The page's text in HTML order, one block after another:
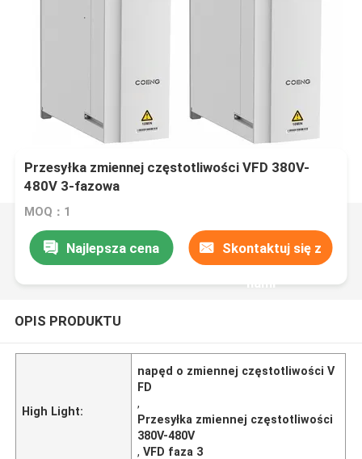
Przesyłka zmiennej częstotliwości VFD 380V-
480V 3-fazowa
MOQ：1
Najlepsza cena Skontaktuj się z
nami
OPIS PRODUKTU
High Light:
napęd o zmiennej częstotliwości V
FD
,
Przesyłka zmiennej częstotliwości
380V-480V
,VFD faza 3